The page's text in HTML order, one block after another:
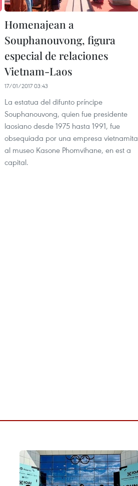
Homenajean a
Souphanouvong, figura
especial de relaciones
Vietnam-Laos
17/01/2017 03:43
La estatua del difunto príncipe
Souphanouvong, quien fue presidente
laosiano desde 1975 hasta 1991, fue
obsequiada por una empresa vietnamita
al museo Kasone Phomvihane, en est a
capital.